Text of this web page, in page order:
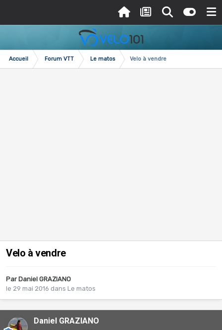
Accueil Forum VTT Le matos Velo à vendre
Velo à vendre
Par Daniel GRAZIANO
le 29 mai 2016 dans Le matos
Daniel GRAZIANO